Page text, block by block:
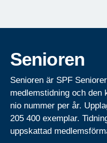
Senioren
Senioren är SPF
medlemstidning och den
nio nummer per år.
205 400 exemplar.
uppskattad